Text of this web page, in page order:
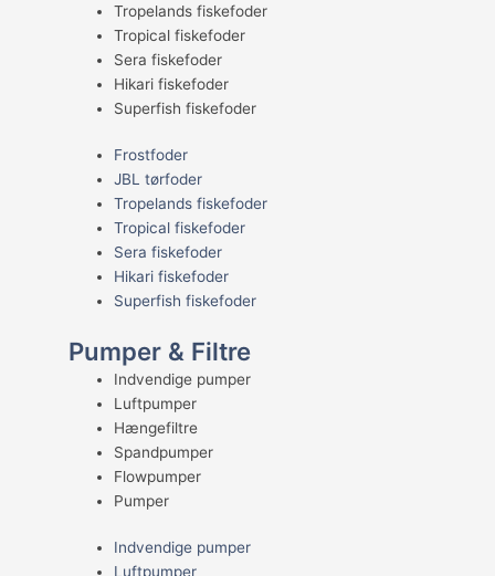
Tropelands fiskefoder
Tropical fiskefoder
Sera fiskefoder
Hikari fiskefoder
Superfish fiskefoder
Frostfoder
JBL tørfoder
Tropelands fiskefoder
Tropical fiskefoder
Sera fiskefoder
Hikari fiskefoder
Superfish fiskefoder
Pumper & Filtre
Indvendige pumper
Luftpumper
Hængefiltre
Spandpumper
Flowpumper
Pumper
Indvendige pumper
Luftpumper